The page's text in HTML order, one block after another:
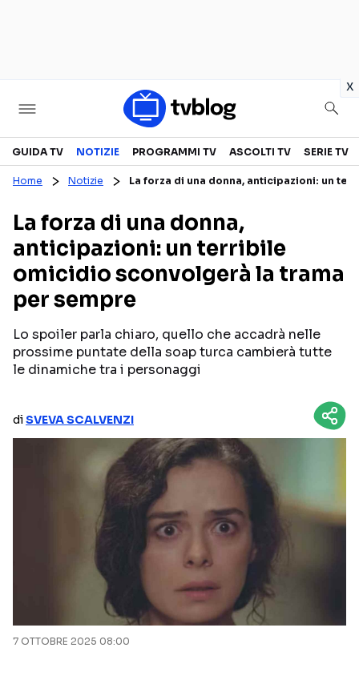
x
Televisione
CANALI TV
PROGRAMMI TV
PERSONAGGI TV
SERIE TV
REALITY SHOW
FICTION
Streaming
AMAZON PRIME VIDEO
DISNEY+
PARAMOUNT+
RETROSCENA
INTERVISTE
RUBRICHE
GUIDA TV NOTIZIE PROGRAMMI TV ASCOLTI TV SERIE TV
Home Notizie La forza di una donna, anticipazioni: un
La forza di una donna,
anticipazioni: un terribile
omicidio sconvolgerà la trama
per sempre
Lo spoiler parla chiaro, quello che accadrà nelle
prossime puntate della soap turca cambierà tutte
le dinamiche tra i personaggi
diSVEVA SCALVENZI
7 OTTOBRE 2025 08:00